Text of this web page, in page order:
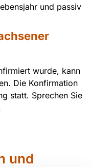
und passiv
wurde, kann
Die Konfirmation
statt. Sprechen Sie
und